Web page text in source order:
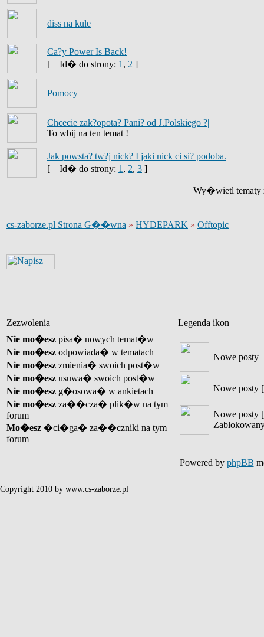
diss na kule
Ca?y Power Is Back!
[
Id� do strony: 1 , 2 ]
Pomocy
Chcecie zak?opota? Pani? od J.Polskiego ?|
To wbij na ten temat !
Jak powsta? tw?j nick? I jaki nick ci si? podoba.
[
Id� do strony: 1 , 2, 3 ]
Wy�wietl tematy
cs-zaborze.pl Strona G��wna » HYDEPARK » Offtopic
Zezwolenia
Legenda ikon
Nie mo�esz pisa� nowych temat�w
Nie mo�esz odpowiada� w tematach
Nie mo�esz zmienia� swoich post�w
Nie mo�esz usuwa� swoich post�w
Nie mo�esz g�osowa� w ankietach
Nie mo�esz za��cza� plik�w na tym
forum
Mo�esz �ci�ga� za��czniki na tym
forum
Nowe posty
Nowe posty
Nowe posty [
Powered by phpBB
Copyright 2010 by www.cs-zaborze.pl